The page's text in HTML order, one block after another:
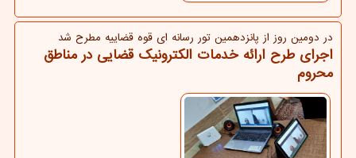
در دومین روز از پانزدهمین تور رسانه ای قوه قضاییه مطرح شد
اجرای طرح ارائه خدمات الکترونیک قضایی در مناطق
محروم